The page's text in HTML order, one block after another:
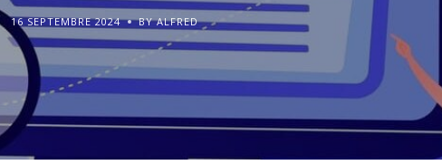
16 SEPTEMBRE 2024 BY ALFRED